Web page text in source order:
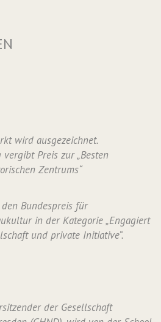
wird ausgezeichnet.
Preis zur „Besten
Zentrums“
Bundespreis für
in der Kategorie „Engagiert
und private Initiative“.
der Gesellschaft